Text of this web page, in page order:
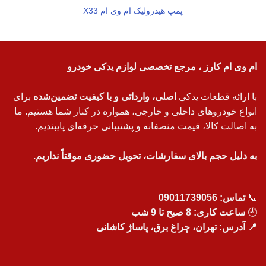
پمپ هیدرولیک ام وی ام X33
ام وی ام کارز ، مرجع تخصصی لوازم یدکی خودرو
با ارائه قطعات یدکی اصلی، وارداتی و با کیفیت تضمین‌شده برای
انواع خودروهای داخلی و خارجی، همواره در کنار شما هستیم. ما
به اصالت کالا، قیمت منصفانه و پشتیبانی حرفه‌ای پایبندیم.
به دلیل حجم بالای سفارشات، تحویل حضوری موقتاً نداریم.
📞تماس: 09011739056
🕘 ساعت کاری: 8 صبح تا 9 شب
📍 آدرس: تهران، چراغ برق، پاساژ کاشانی